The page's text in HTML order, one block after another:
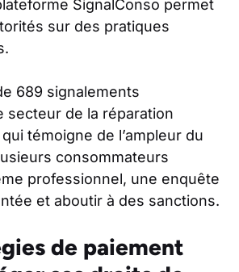
SignalConso permet
sur des pratiques
689 signalements
secteur de la réparation
témoigne de l’ampleur du
consommateurs
professionnel, une enquête
et aboutir à des sanctions.
de paiement